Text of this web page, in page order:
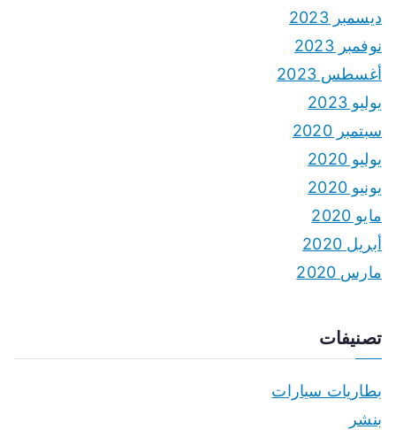
ديسمبر 2023
نوفمبر 2023
أغسطس 2023
يوليو 2023
سبتمبر 2020
يوليو 2020
يونيو 2020
مايو 2020
أبريل 2020
مارس 2020
تصنيفات
بطاريات سيارات
بنشر